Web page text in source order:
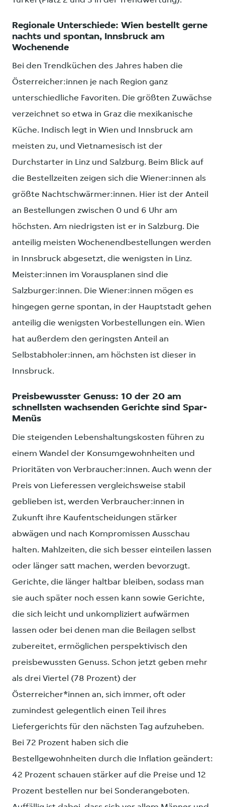
Regionale Unterschiede: Wien bestellt gerne
nachts und spontan, Innsbruck am
Wochenende
Bei den Trendküchen des Jahres haben die
Österreicher:innen je nach Region ganz
unterschiedliche Favoriten. Die größten Zuwächse
verzeichnet so etwa in Graz die mexikanische
Küche. Indisch legt in Wien und Innsbruck am
meisten zu, und Vietnamesisch ist der
Durchstarter in Linz und Salzburg. Beim Blick auf
die Bestellzeiten zeigen sich die Wiener:innen als
größte Nachtschwärmer:innen. Hier ist der Anteil
an Bestellungen zwischen 0 und 6 Uhr am
höchsten. Am niedrigsten ist er in Salzburg. Die
anteilig meisten Wochenendbestellungen werden
in Innsbruck abgesetzt, die wenigsten in Linz.
Meister:innen im Vorausplanen sind die
Salzburger:innen. Die Wiener:innen mögen es
hingegen gerne spontan, in der Hauptstadt gehen
anteilig die wenigsten Vorbestellungen ein. Wien
hat außerdem den geringsten Anteil an
Selbstabholer:innen, am höchsten ist dieser in
Innsbruck.
Preisbewusster Genuss: 10 der 20 am
schnellsten wachsenden Gerichte sind Spar-
Menüs
Die steigenden Lebenshaltungskosten führen zu
einem Wandel der Konsumgewohnheiten und
Prioritäten von Verbraucher:innen. Auch wenn der
Preis von Lieferessen vergleichsweise stabil
geblieben ist, werden Verbraucher:innen in
Zukunft ihre Kaufentscheidungen stärker
abwägen und nach Kompromissen Ausschau
halten. Mahlzeiten, die sich besser einteilen lassen
oder länger satt machen, werden bevorzugt.
Gerichte, die länger haltbar bleiben, sodass man
sie auch später noch essen kann sowie Gerichte,
die sich leicht und unkompliziert aufwärmen
lassen oder bei denen man die Beilagen selbst
zubereitet, ermöglichen perspektivisch den
preisbewussten Genuss. Schon jetzt geben mehr
als drei Viertel (78 Prozent) der
Österreicher*innen an, sich immer, oft oder
zumindest gelegentlich einen Teil ihres
Liefergerichts für den nächsten Tag aufzuheben.
Bei 72 Prozent haben sich die
Bestellgewohnheiten durch die Inflation geändert:
42 Prozent schauen stärker auf die Preise und 12
Prozent bestellen nur bei Sonderangeboten.